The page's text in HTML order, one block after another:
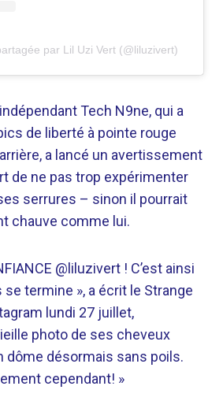
par Lil Uzi Vert (@liluzivert)
Tech N9ne, qui a
de liberté à pointe rouge
a lancé un avertissement
de ne pas trop expérimenter
serrures – sinon il pourrait
chauve comme lui.
@liluzivert ! C’est ainsi
termine », a écrit le Strange
lundi 27 juillet,
photo de ses cheveux
dôme désormais sans poils.
cependant! »